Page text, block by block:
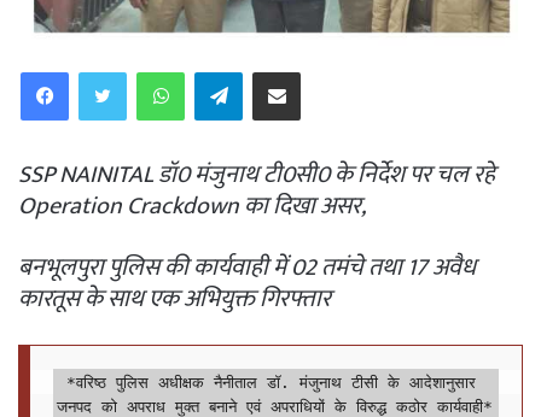
WhatsAppTelegramShare via Email
SSP NAINITAL डॉ0 मंजुनाथ टी0सी0 के निर्देश पर चल रहे
Operation Crackdown का दिखा असर,
बनभूलपुरा पुलिस की कार्यवाही में 02 तमंचे तथा 17 अवैध
कारतूस के साथ एक अभियुक्त गिरफ्तार
जनपद को अपराध मुक्त बनाने एवं अपराधियों के विरुद्ध कठोर कार्यवाही*